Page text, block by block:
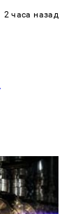
2 часа назад